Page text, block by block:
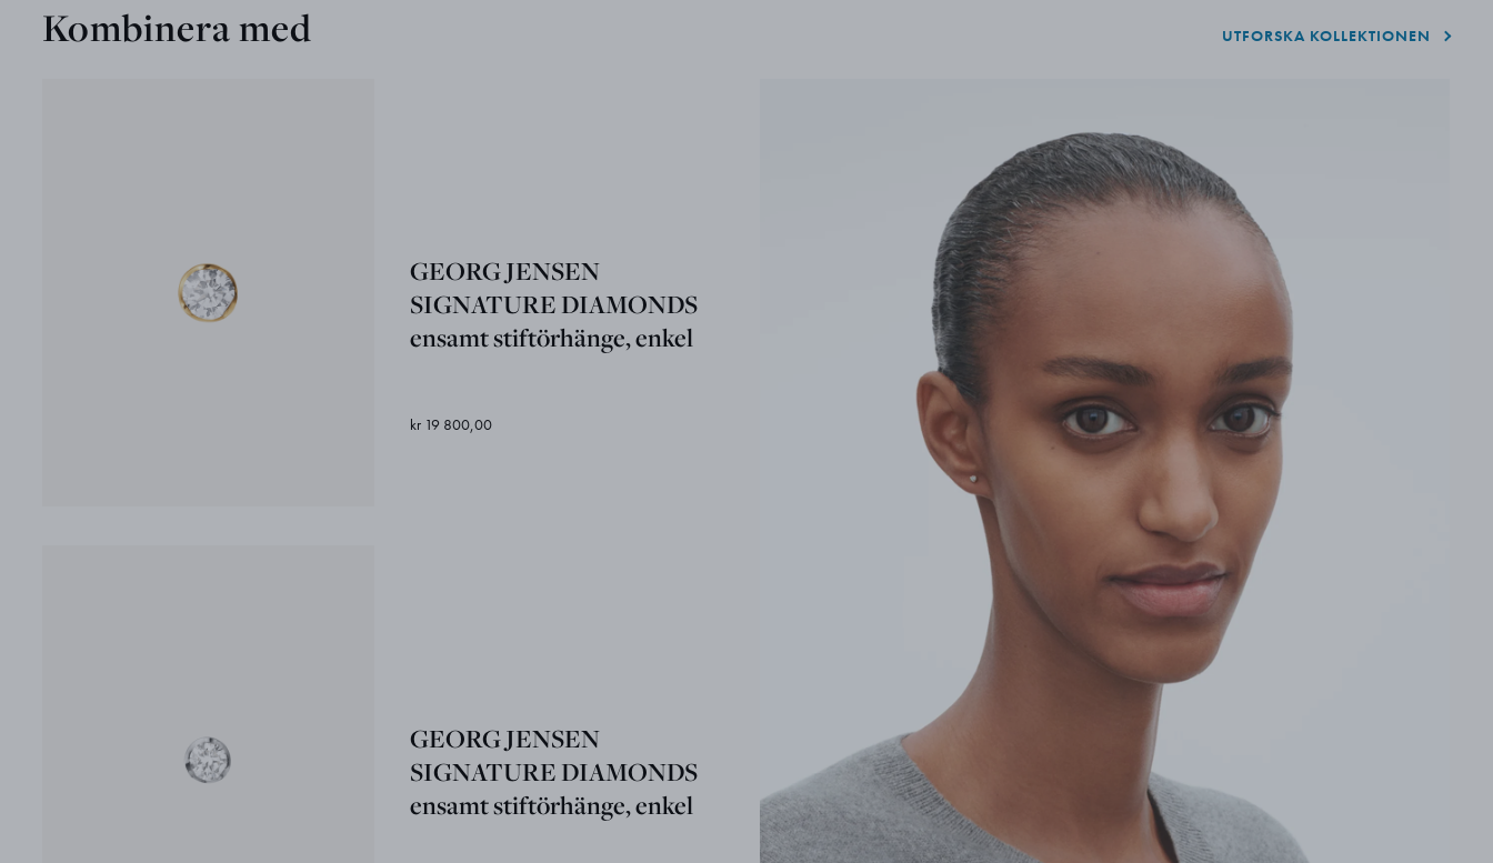
UTFORSKA KOLLEKTIONEN
Kombinera med
GEORG JENSEN
SIGNATURE DIAMONDS
ensamt stiftörhänge, enkel
kr 19 800,00
GEORG JENSEN
SIGNATURE DIAMONDS
ensamt stiftörhänge, enkel